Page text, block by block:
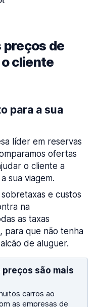
preços de
cliente
para a sua
líder em reservas
ofertas
o cliente a
sua viagem.
e custos
na
as taxas
para que não tenha
de aluguer.
preços são mais
carros ao
as empresas de